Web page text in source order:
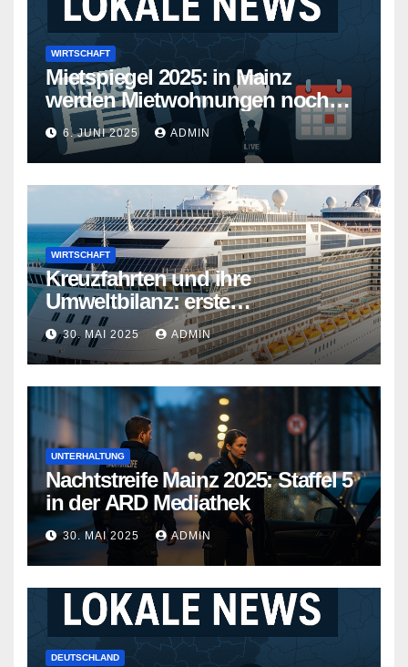
WIRTSCHAFT
Mietspiegel 2025: in Mainz
werden Mietwohnungen noch
teurer
6. JUNI 2025 ADMIN
WIRTSCHAFT
Kreuzfahrten und ihre
Umweltbilanz: erste
Kreuzfahrtschiffe gehen neue
Wege
30. MAI 2025 ADMIN
UNTERHALTUNG
Nachtstreife Mainz 2025: Staffel 5
in der ARD Mediathek
30. MAI 2025 ADMIN
DEUTSCHLAND